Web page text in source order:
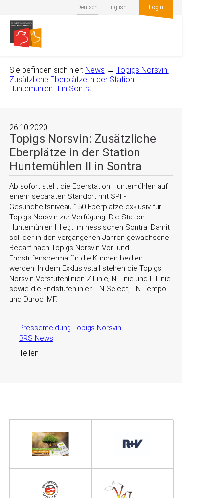
Deutsch English Login
Sie befinden sich hier: News → Topigs Norsvin:
Zusätzliche Eberplätze in der Station
Huntemühlen II in Sontra
26.10.2020
Topigs Norsvin: Zusätzliche
Eberplätze in der Station
Huntemühlen II in Sontra
Ab sofort stellt die Eberstation Huntemühlen auf
einem separaten Standort mit SPF-
Gesundheitsniveau 150 Eberplätze exklusiv für
Topigs Norsvin zur Verfügung. Die Station
Huntemühlen II liegt im hessischen Sontra. Damit
soll der in den vergangenen Jahren gewachsene
Bedarf nach Topigs Norsvin Vor- und
Endstufensperma für die Kunden bedient
werden. In dem Exklusivstall stehen die Topigs
Norsvin Vorstufenlinien Z-Linie, N-Linie und L-Linie
sowie die Endstufenlinien TN Select, TN Tempo
und Duroc IMF.
Pressemeldung Topigs Norsvin
BRS News
Teilen